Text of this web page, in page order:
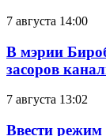
7 августа 14:00
В мэрии
засоров
7 августа 13:02
Ввести